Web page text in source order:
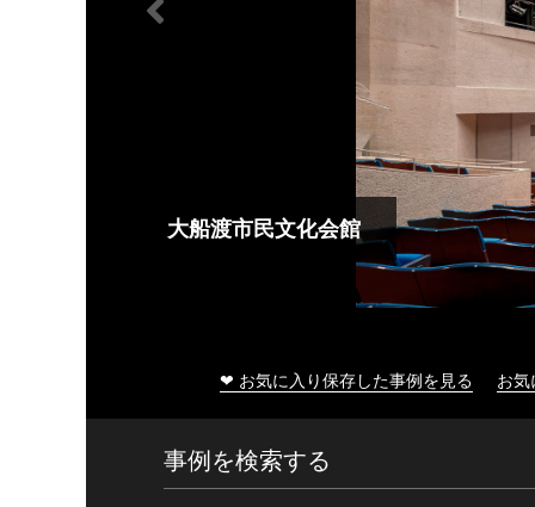
大船渡市民文化会館
❤ お気に入り保存した事例を見る お
事例を検索する